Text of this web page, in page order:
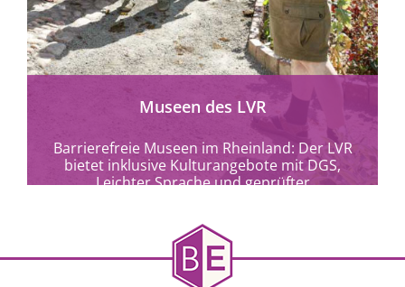
mehr erfahren
Museen des LVR
Barrierefreie Museen im Rheinland: Der LVR
bietet inklusive Kulturangebote mit DGS,
Leichter Sprache und geprüfter